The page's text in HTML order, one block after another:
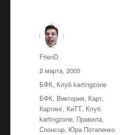
Автор
FrienD
Опубликовано
2 марта, 2005
Рубрики
БФК, Клуб kartingzone
Метки
БФК, Виктория, Карт,
Картинг, КиТТ, Клуб
kartingzone, Правила,
Спонсор, Юра Потапенко